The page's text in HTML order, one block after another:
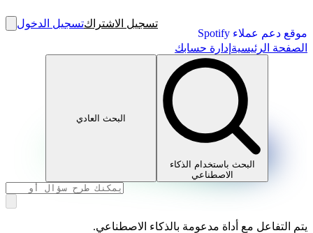
موقع دعم عملاء Spotify
تسجيل الاشتراكتسجيل الدخول
الصفحة الرئيسية إدارة حسابك
البحث باستخدام الذكاء
الاصطناعي
البحث العادي
يتم التفاعل مع أداة مدعومة بالذكاء الاصطناعي.